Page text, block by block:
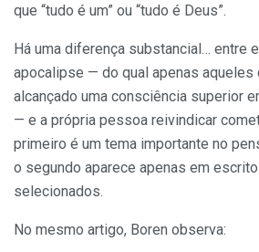
que “tudo é um” ou “tudo é Deus”.
Há uma diferença substancial… entre
apocalipse — do qual apenas aqueles
alcançado uma consciência superior
— e a própria pessoa reivindicar
primeiro é um tema importante no
o segundo aparece apenas em
selecionados.
No mesmo artigo, Boren observa: